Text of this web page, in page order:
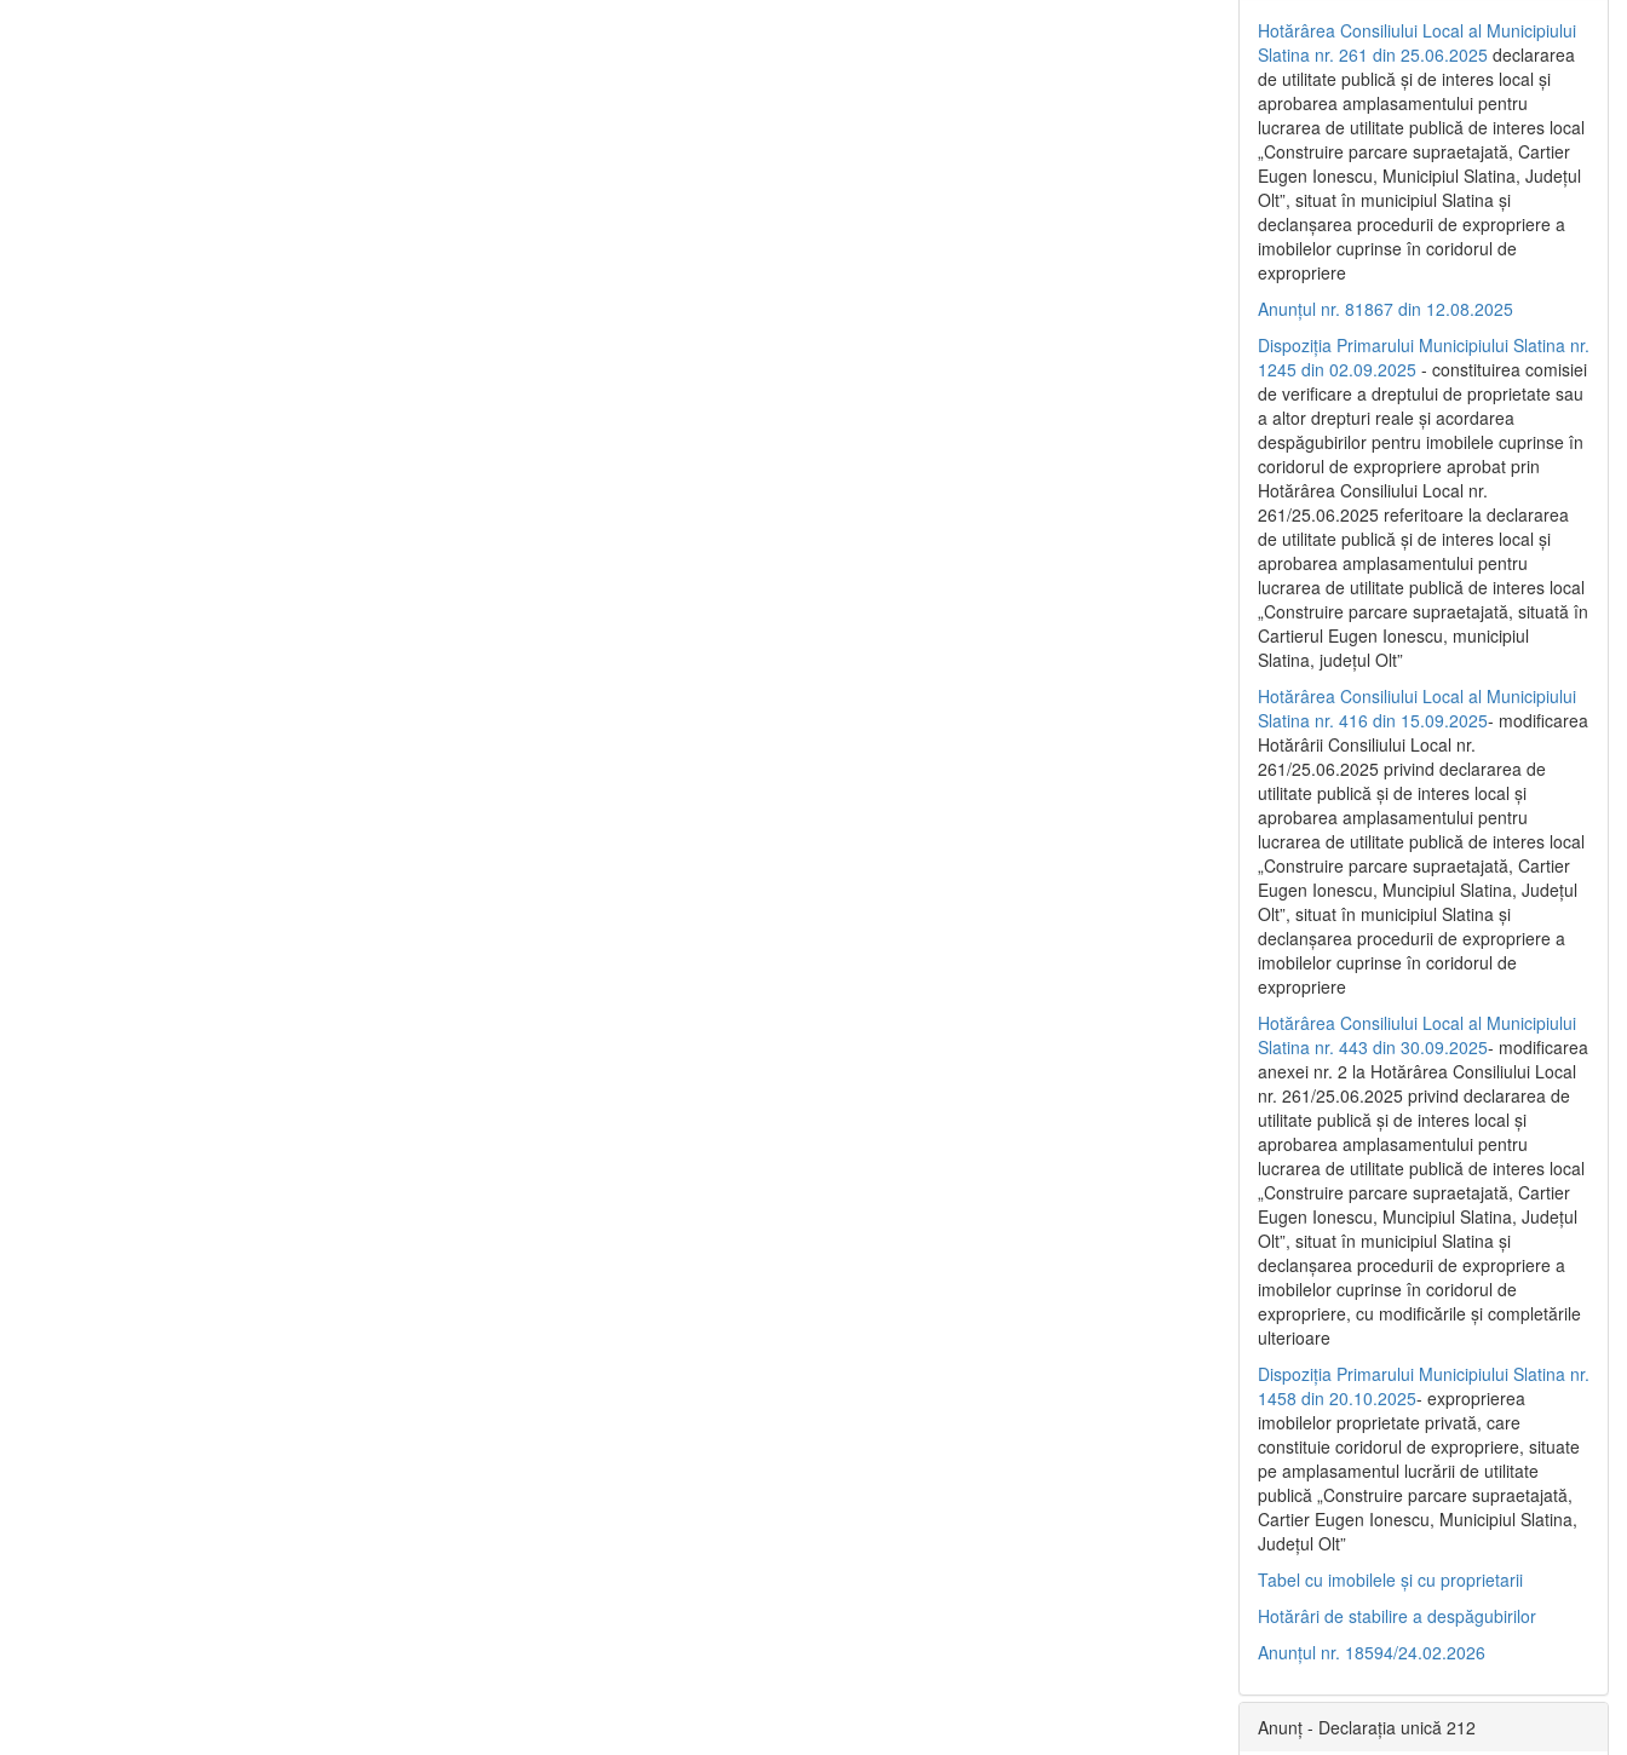
Hotărârea Consiliului Local al Municipiului
Slatina nr. 261 din 25.06.2025 declararea
de utilitate publică și de interes local și
aprobarea amplasamentului pentru
lucrarea de utilitate publică de interes local
„Construire parcare supraetajată, Cartier
Eugen Ionescu, Municipiul Slatina, Județul
Olt”, situat în municipiul Slatina și
declanșarea procedurii de expropriere a
imobilelor cuprinse în coridorul de
expropriere
Anunțul nr. 81867 din 12.08.2025
Dispoziția Primarului Municipiului Slatina nr.
1245 din 02.09.2025 - constituirea comisiei
de verificare a dreptului de proprietate sau
a altor drepturi reale și acordarea
despăgubirilor pentru imobilele cuprinse în
coridorul de expropriere aprobat prin
Hotărârea Consiliului Local nr.
261/25.06.2025 referitoare la declararea
de utilitate publică și de interes local și
aprobarea amplasamentului pentru
lucrarea de utilitate publică de interes local
„Construire parcare supraetajată, situată în
Cartierul Eugen Ionescu, municipiul
Slatina, județul Olt”
Hotărârea Consiliului Local al Municipiului
Slatina nr. 416 din 15.09.2025- modificarea
Hotărârii Consiliului Local nr.
261/25.06.2025 privind declararea de
utilitate publică și de interes local și
aprobarea amplasamentului pentru
lucrarea de utilitate publică de interes local
„Construire parcare supraetajată, Cartier
Eugen Ionescu, Muncipiul Slatina, Județul
Olt”, situat în municipiul Slatina și
declanșarea procedurii de expropriere a
imobilelor cuprinse în coridorul de
expropriere
Hotărârea Consiliului Local al Municipiului
Slatina nr. 443 din 30.09.2025- modificarea
anexei nr. 2 la Hotărârea Consiliului Local
nr. 261/25.06.2025 privind declararea de
utilitate publică şi de interes local şi
aprobarea amplasamentului pentru
lucrarea de utilitate publică de interes local
„Construire parcare supraetajată, Cartier
Eugen Ionescu, Muncipiul Slatina, Judeţul
Olt”, situat în municipiul Slatina şi
declanşarea procedurii de expropriere a
imobilelor cuprinse în coridorul de
expropriere, cu modificările şi completările
ulterioare
Dispoziția Primarului Municipiului Slatina nr.
1458 din 20.10.2025- exproprierea
imobilelor proprietate privată, care
constituie coridorul de expropriere, situate
pe amplasamentul lucrării de utilitate
publică „Construire parcare supraetajată,
Cartier Eugen Ionescu, Municipiul Slatina,
Județul Olt”
Tabel cu imobilele și cu proprietarii
Hotărâri de stabilire a despăgubirilor
Anunțul nr. 18594/24.02.2026
Anunț - Declarația unică 212